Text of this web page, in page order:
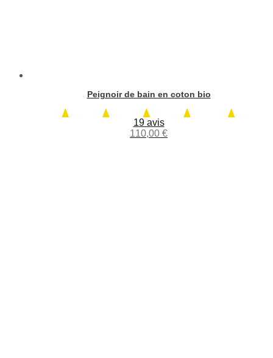
Peignoir de bain en coton bio
19 avis
110,00 €